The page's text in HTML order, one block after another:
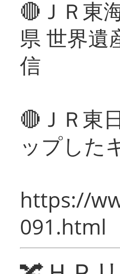
🔴ＪＲ東
県 世界遺
信
🔴ＪＲ東
ップした
https://
091.html